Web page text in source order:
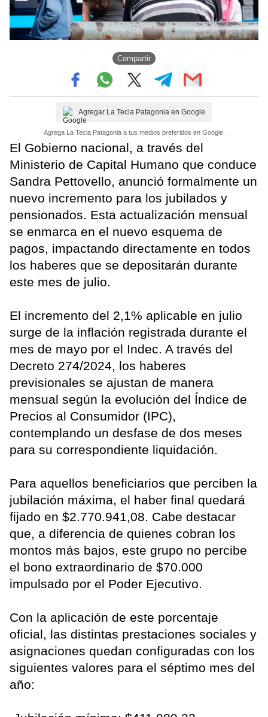
Compartir
Agregar La Tecla Patagonia en Google
Agrega La Tecla Patagonia a tus medios preferidos en Google.
El Gobierno nacional, a través del
Ministerio de Capital Humano que conduce
Sandra Pettovello, anunció formalmente un
nuevo incremento para los jubilados y
pensionados. Esta actualización mensual
se enmarca en el nuevo esquema de
pagos, impactando directamente en todos
los haberes que se depositarán durante
este mes de julio.
El incremento del 2,1% aplicable en julio
surge de la inflación registrada durante el
mes de mayo por el Indec. A través del
Decreto 274/2024, los haberes
previsionales se ajustan de manera
mensual según la evolución del Índice de
Precios al Consumidor (IPC),
contemplando un desfase de dos meses
para su correspondiente liquidación.
Para aquellos beneficiarios que perciben la
jubilación máxima, el haber final quedará
fijado en $2.770.941,08. Cabe destacar
que, a diferencia de quienes cobran los
montos más bajos, este grupo no percibe
el bono extraordinario de $70.000
impulsado por el Poder Ejecutivo.
Con la aplicación de este porcentaje
oficial, las distintas prestaciones sociales y
asignaciones quedan configuradas con los
siguientes valores para el séptimo mes del
año: